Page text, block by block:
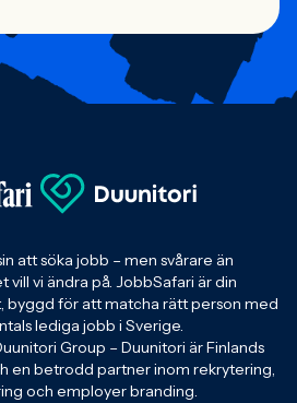
att söka jobb – men svårare än
vill vi ändra på. JobbSafari är din
byggd för att matcha rätt person med
lediga jobb i Sverige.
Group – Duunitori är Finlands
en betrodd partner inom rekrytering,
och employer branding.